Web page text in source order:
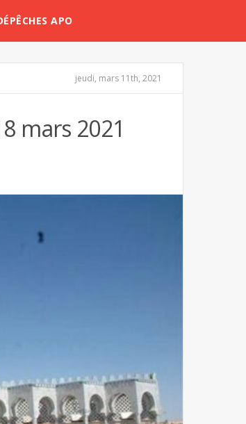
APO
jeudi, mars 11th, 2021
mars 2021